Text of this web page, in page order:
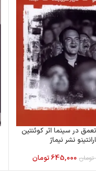
در سینما اثر کوئنتین
نشر نیماژ
تومان 645,000تومان